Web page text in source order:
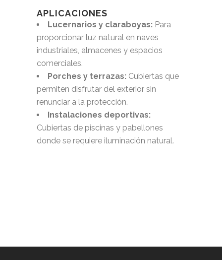
APLICACIONES
Lucernarios y claraboyas: Para
proporcionar luz natural en naves
industriales, almacenes y espacios
comerciales.
Porches y terrazas: Cubiertas que
permiten disfrutar del exterior sin
renunciar a la protección.
Instalaciones deportivas:
Cubiertas de piscinas y pabellones
donde se requiere iluminación natural.